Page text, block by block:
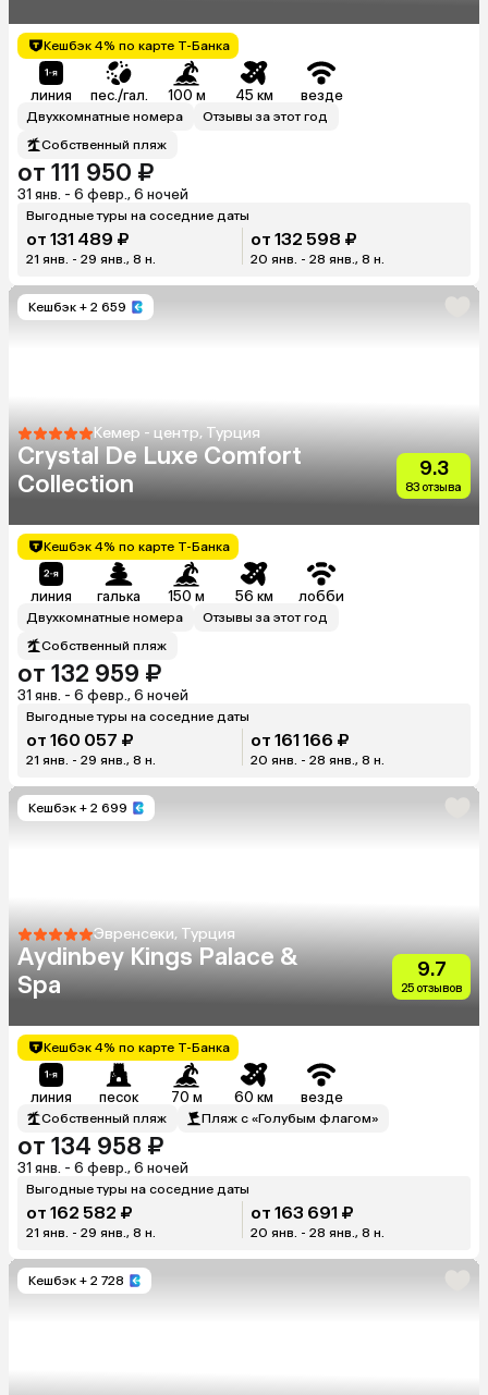
Кешбэк 4% по карте Т-Банка
линия пес./гал. 100 м 45 км везде
Двухкомнатные номера
Отзывы за этот год
Собственный пляж
от 111 950 ₽
31 янв. - 6 февр., 6 ночей
Выгодные туры на соседние даты
от 131 489 ₽
21 янв. - 29 янв., 8 н.
от 132 598 ₽
20 янв. - 28 янв., 8 н.
Кешбэк + 2 659
Кемер - центр, Турция
Crystal De Luxe Comfort
Collection
9.3
83 отзыва
Кешбэк 4% по карте Т-Банка
линия галька 150 м 56 км лобби
Двухкомнатные номера
Отзывы за этот год
Собственный пляж
от 132 959 ₽
31 янв. - 6 февр., 6 ночей
Выгодные туры на соседние даты
от 160 057 ₽
21 янв. - 29 янв., 8 н.
от 161 166 ₽
20 янв. - 28 янв., 8 н.
Кешбэк + 2 699
Эвренсеки, Турция
Aydinbey Kings Palace &
Spa
9.7
25 отзывов
Кешбэк 4% по карте Т-Банка
линия песок 70 м 60 км везде
Собственный пляж Пляж с «Голубым флагом»
от 134 958 ₽
31 янв. - 6 февр., 6 ночей
Выгодные туры на соседние даты
от 162 582 ₽
21 янв. - 29 янв., 8 н.
от 163 691 ₽
20 янв. - 28 янв., 8 н.
Кешбэк + 2 728